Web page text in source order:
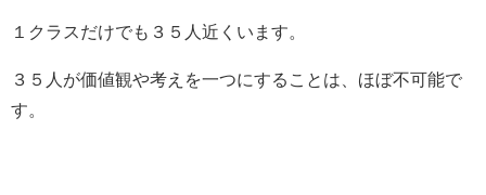
１クラスだけでも３５人近くいます。
３５人が価値観や考えを一つにすることは、ほぼ不可能で
す。